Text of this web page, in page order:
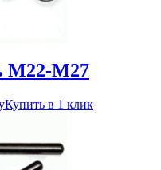
М22-М27
Купить в 1 клик